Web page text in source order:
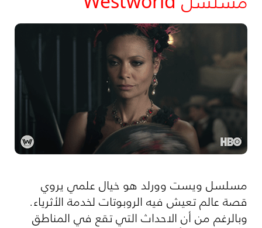
مسلسل ويست وورلد هو خيال علمي يروي
قصة عالم تعيش فيه الروبوتات لخدمة الأثرياء.
وبالرغم من أن الاحداث التي تقع في المناطق